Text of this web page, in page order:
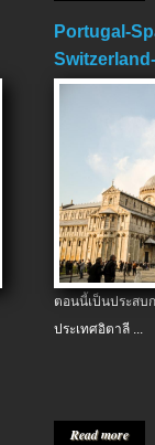
Portugal-
ตอนนี้เป็นประส
ประเทศอิตาลี ...
Read more